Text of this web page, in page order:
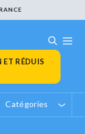
ET RÉDUIS
Catégories